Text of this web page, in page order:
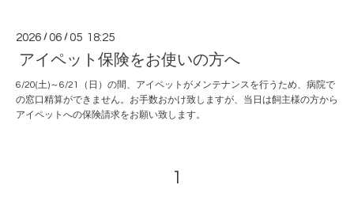
2026 /06 /05 18:25
アイペット保険をお使いの方へ
6/20(土)～6/21（日）の間、アイペットがメンテナンスを行うため、病院で
の窓口精算ができません。お手数おかけ致しますが、当日は飼主様の方から
アイペットへの保険請求をお願い致します。
1